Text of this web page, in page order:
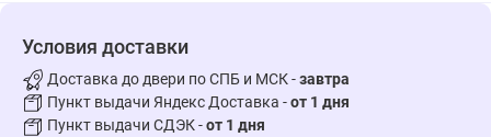
Условия доставки
Доставка до двери по СПБ и МСК -завтра
Пункт выдачи Яндекс Доставка -от 1 дня
Пункт выдачи СДЭК -от 1 дня